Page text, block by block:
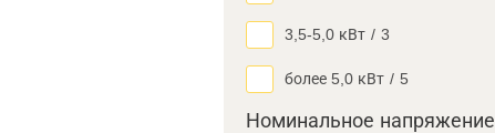
3,5-5,0 кВт / 3
более 5,0 кВт / 5
Номинальное напряжение